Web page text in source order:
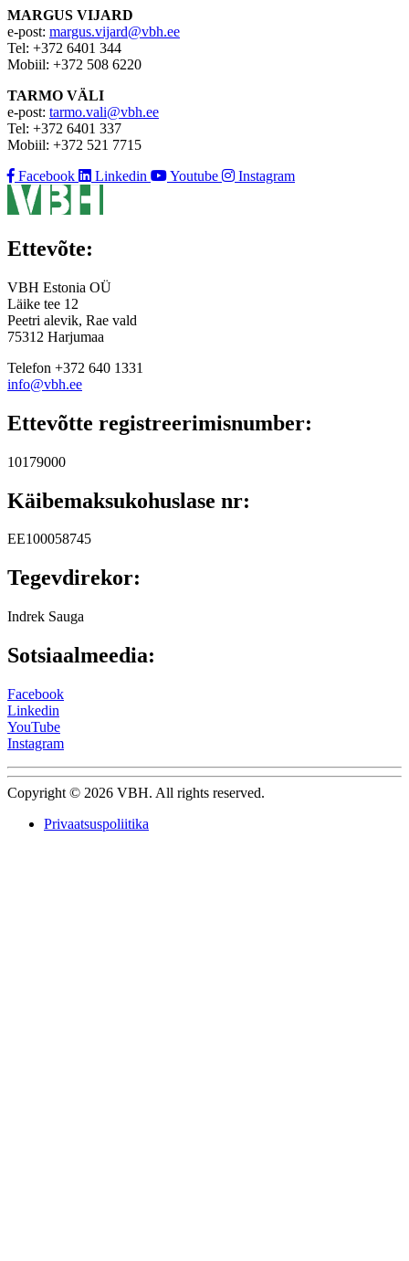
MARGUS VIJARD
e-post: margus.vijard@vbh.ee
Tel: +372 6401 344
Mobiil: +372 508 6220
TARMO VÄLI
e-post: tarmo.vali@vbh.ee
Tel: +372 6401 337
Mobiil: +372 521 7715
Facebook
Linkedin Youtube Instagram
Ettevõte:
VBH Estonia OÜ
Läike tee 12
Peetri alevik, Rae vald
75312 Harjumaa
Telefon +372 640 1331
info@vbh.ee
Ettevõtte registreerimisnumber:
10179000
Käibemaksukohuslase nr:
EE100058745
Tegevdirekor:
Indrek Sauga
Sotsiaalmeedia:
Facebook
Linkedin
YouTube
Instagram
Copyright © 2026 VBH. All rights reserved.
Privaatsuspoliitika